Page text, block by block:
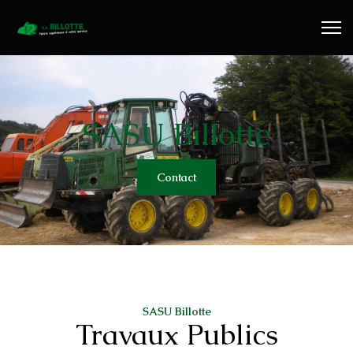
Travaux Forestiers
Transport & Location
Plaquettes Forestière
Traitement de Déchets Bois
SASU Billotte
Contact
SASU Billotte
Travaux Publics